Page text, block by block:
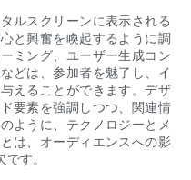
ルスクリーンに表示される
と興奮を喚起するように調
ミング、ユーザー生成コン
どは、参加者を魅了し、イ
えることができます。デザ
要素を強調しつつ、関連情
ように、テクノロジーとメ
は、オーディエンスへの影
す。